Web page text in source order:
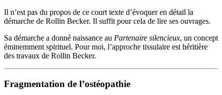
Il n’est pas du propos de ce court texte d’évoquer en détail la
démarche de Rollin Becker. Il suffit pour cela de lire ses ouvrages.
Sa démarche a donné naissance au Partenaire silencieux, un concept
éminemment spirituel. Pour moi, l’approche tissulaire est héritière
des travaux de Rollin Becker.
Fragmentation de l’ostéopathie